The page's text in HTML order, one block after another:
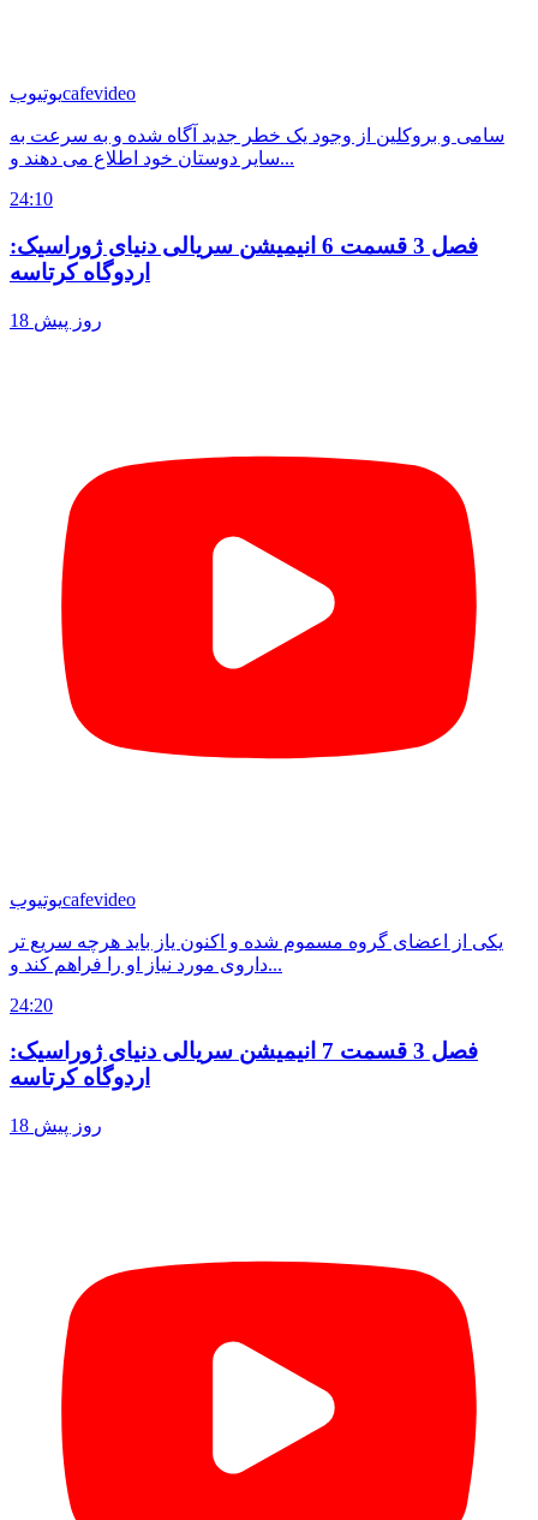
یوتیوبcafevideo
سامی و بروکلین از وجود یک خطر جدید آگاه شده و به سرعت به
سایر دوستان خود اطلاع می دهند و...
24:10
فصل 3 قسمت 6 انیمیشن سریالی دنیای ژوراسیک:
اردوگاه کرتاسه
18 روز پیش
یوتیوبcafevideo
یکی از اعضای گروه مسموم شده و اکنون یاز باید هرچه سریع تر
داروی مورد نیاز او را فراهم کند و...
24:20
فصل 3 قسمت 7 انیمیشن سریالی دنیای ژوراسیک:
اردوگاه کرتاسه
18 روز پیش